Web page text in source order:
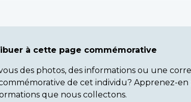
à cette page commémorative
des photos, des informations ou une
de cet individu? Apprenez-en
que nous collectons.